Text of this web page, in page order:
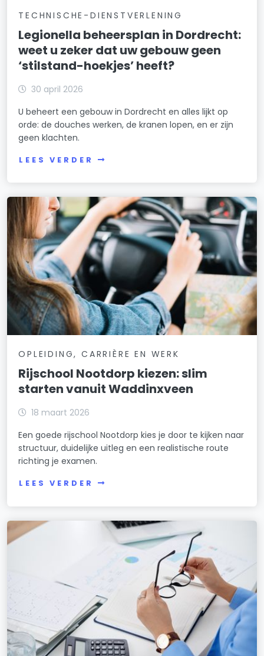
TECHNISCHE-DIENSTVERLENING
Legionella beheersplan in Dordrecht:
weet u zeker dat uw gebouw geen
‘stilstand-hoekjes’ heeft?
30 april 2026
U beheert een gebouw in Dordrecht en alles lijkt op
orde: de douches werken, de kranen lopen, en er zijn
geen klachten.
LEES VERDER
OPLEIDING, CARRIÈRE EN WERK
Rijschool Nootdorp kiezen: slim
starten vanuit Waddinxveen
18 maart 2026
Een goede rijschool Nootdorp kies je door te kijken naar
structuur, duidelijke uitleg en een realistische route
richting je examen.
LEES VERDER